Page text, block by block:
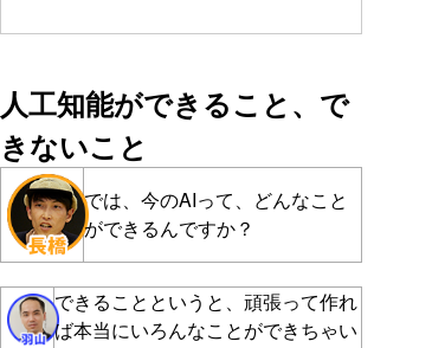
人工知能ができること、で
きないこと
では、今のAIって、どんなこと
ができるんですか？
できることというと、頑張って作れ
ば本当にいろんなことができちゃい